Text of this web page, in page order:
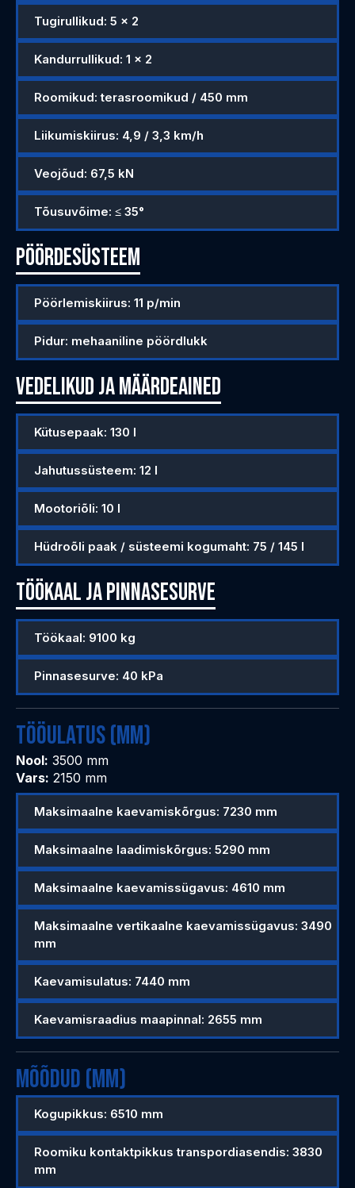
Tugirullikud: 5 × 2
Kandurrullikud: 1 × 2
Roomikud: terasroomikud / 450 mm
Liikumiskiirus: 4,9 / 3,3 km/h
Veojõud: 67,5 kN
Tõusuvõime: ≤ 35°
Pöördesüsteem
Pöörlemiskiirus: 11 p/min
Pidur: mehaaniline pöördlukk
Vedelikud ja määrdeained
Kütusepaak: 130 l
Jahutussüsteem: 12 l
Mootoriõli: 10 l
Hüdroõli paak / süsteemi kogumaht: 75 / 145 l
Töökaal ja pinnasesurve
Töökaal: 9100 kg
Pinnasesurve: 40 kPa
TÖÖULATUS (MM)
Nool: 3500 mm
Vars: 2150 mm
Maksimaalne kaevamiskõrgus: 7230 mm
Maksimaalne laadimiskõrgus: 5290 mm
Maksimaalne kaevamissügavus: 4610 mm
Maksimaalne vertikaalne kaevamissügavus: 3490
mm
Kaevamisulatus: 7440 mm
Kaevamisraadius maapinnal: 2655 mm
MÕÕDUD (MM)
Kogupikkus: 6510 mm
Roomiku kontaktpikkus transpordiasendis: 3830
mm